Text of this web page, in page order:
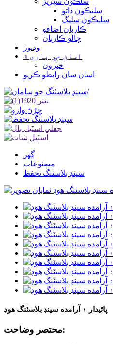
سليڪون ڌاتو
سليڪون سليگ
ڪاربان اضافو
چالو ڪاربان
وڊيوز
اسان جي باري ۾
خبرون
اسان سان رابطو ڪريو
گھر
مصنوعات
سينڊ بلاسٽنگ تحفظ
پائيدار ۽ آرامده سينڊ بلاسٽنگ هوڊ
مختصر وضاحت: